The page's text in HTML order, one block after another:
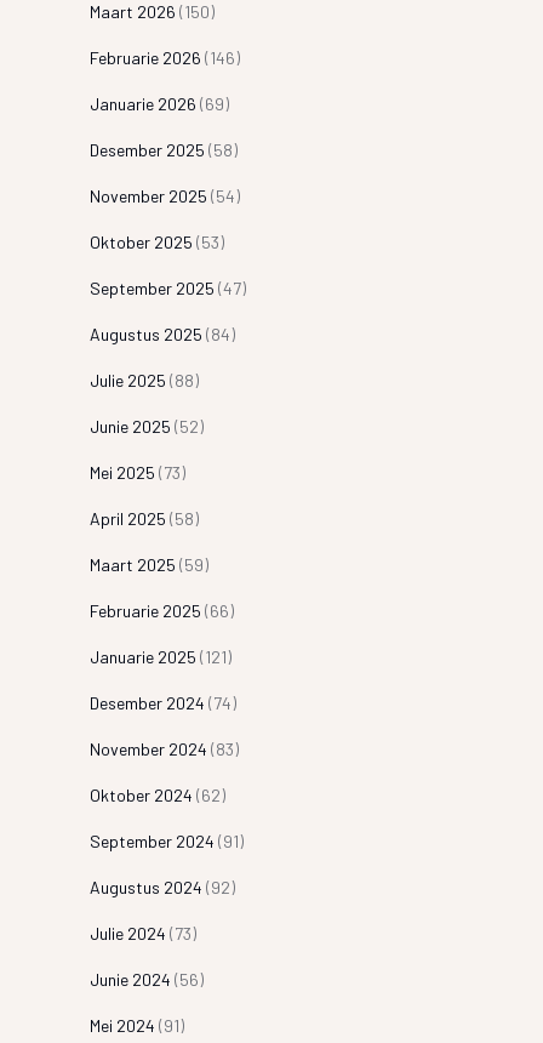
Maart 2026 (150)
Februarie 2026 (146)
Januarie 2026 (69)
Desember 2025 (58)
November 2025 (54)
Oktober 2025 (53)
September 2025 (47)
Augustus 2025 (84)
Julie 2025 (88)
Junie 2025 (52)
Mei 2025 (73)
April 2025 (58)
Maart 2025 (59)
Februarie 2025 (66)
Januarie 2025 (121)
Desember 2024 (74)
November 2024 (83)
Oktober 2024 (62)
September 2024 (91)
Augustus 2024 (92)
Julie 2024 (73)
Junie 2024 (56)
Mei 2024 (91)